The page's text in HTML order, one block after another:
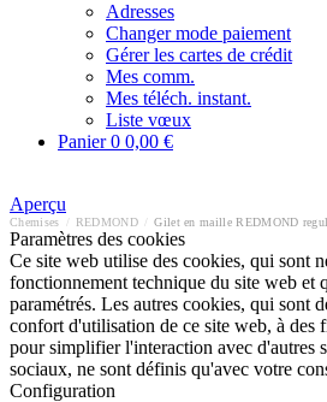
Adresses
Changer mode paiement
Gérer les cartes de crédit
Mes comm.
Mes téléch. instant.
Liste vœux
Panier0 0,00 €
Aperçu
Chemises REDMOND Gilet en maille REDMOND
Paramètres des cookies
Ce site web utilise des cookies, qui sont
fonctionnement technique du site web et
paramétrés. Les autres cookies, qui sont
confort d'utilisation de ce site web, à des
pour simplifier l'interaction avec d'autres
sociaux, ne sont définis qu'avec votre
Configuration